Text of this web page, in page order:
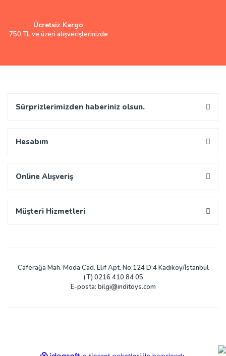
Ücretsiz Kargo
750 TL ve üzeri alışverişlerinizde
Sürprizlerimizden haberiniz olsun.
Hesabım
Online Alışveriş
Müşteri Hizmetleri
Caferağa Mah. Moda Cad. Elif Apt. No:124 D:4 Kadıköy/İstanbul
(T) 0216 410 84 05
E-posta: bilgi@inditoys.com